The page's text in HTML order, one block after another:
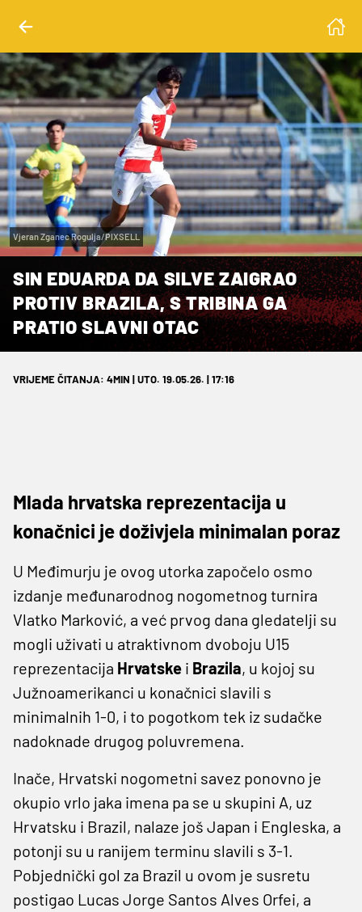
Vjeran Zganec Rogulja/PIXSELL
SIN EDUARDA DA SILVE ZAIGRAO
PROTIV BRAZILA, S TRIBINA GA
PRATIO SLAVNI OTAC
VRIJEME ČITANJA: 4MIN | UTO. 19.05.26. | 17:16
Mlada hrvatska reprezentacija u
konačnici je doživjela minimalan poraz
U Međimurju je ovog utorka započelo osmo
izdanje međunarodnog nogometnog turnira
Vlatko Marković, a već prvog dana gledatelji su
mogli uživati u atraktivnom dvoboju U15
reprezentacija Hrvatske i Brazila, u kojoj su
Južnoamerikanci u konačnici slavili s
minimalnih 1-0, i to pogotkom tek iz sudačke
nadoknade drugog poluvremena.
Inače, Hrvatski nogometni savez ponovno je
okupio vrlo jaka imena pa se u skupini A, uz
Hrvatsku i Brazil, nalaze još Japan i Engleska, a
potonji su u ranijem terminu slavili s 3-1.
Pobjednički gol za Brazil u ovom je susretu
postigao Lucas Jorge Santos Alves Orfei, a